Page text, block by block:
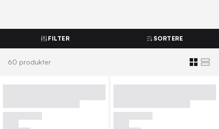
FILTER SORTERE
60 produkter